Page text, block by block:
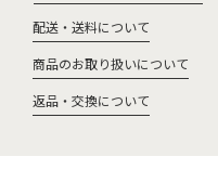
配送・送料について
商品のお取り扱いについて
返品・交換について